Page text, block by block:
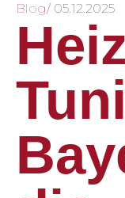
Blog/ 05.12.2025